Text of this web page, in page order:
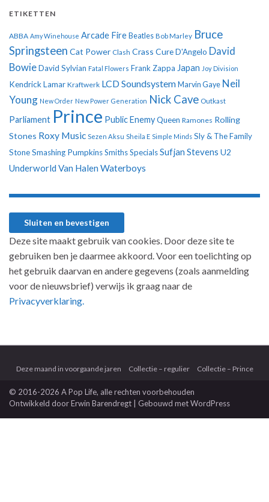
ETIKETTEN
ABBA Amy Winehouse Arcade Fire Beatles Bob Marley Bruce
Springsteen Cat Power Clash Crass CureD'Angelo David
BowieDavid Sylvian Fatal Flowers Frank Zappa Japan Joy Division
Kendrick Lamar Kraftwerk LCD Soundsystem Marvin Gaye Neil
Young New Order New Power Generation Nick Cave Outkast
Parliament Prince Public EnemyQueen Ramones Rolling
Stones Roxy Music Sezen Aksu Sheila E Simple Minds Sly & The Family
StoneSmashing PumpkinsSmithsSpecialsSufjan Stevens U2
Underworld Van Halen Waterboys
Deze site maakt gebruik van cookies. Door deze site te
gebruiken ben je daarmee akkoord. Voor een toelichting op
het gebruik daarvan en andere gegevens (zoals aanmelding
voor de nieuwsbrief) verwijs ik graag naar de
Privacyverklaring.
Deze maand in voorgaande jaren Collectie – regulier Collectie – Prince
© 2016-2026 A Pop Life, alle rechten voorbehouden
Ontwikkeld doorErwin Barendregt | Gebouwd metWordPress